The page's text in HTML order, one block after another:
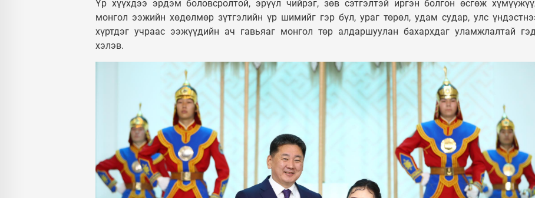
Үр хүүхдээ эрдэм боловсролтой, эрүүл чийрэг, зөв сэтгэлтэй иргэн болгон өсгөж
монгол ээжийн хөдөлмөр зүтгэлийн үр шимийг гэр бүл, ураг төрөл, удам судар, улс
хүртдэг учраас ээжүүдийн ач гавьяаг монгол төр алдаршуулан бахархдаг уламжлалтай
хэлэв.